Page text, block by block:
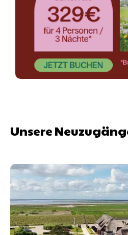
Unsere
Urlaub mit Hund an der